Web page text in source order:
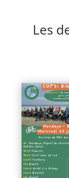
Les